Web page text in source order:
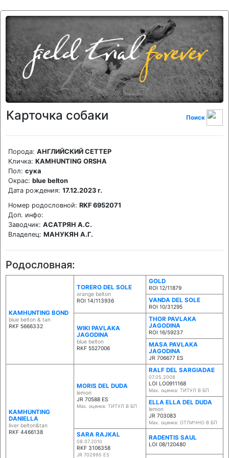
Карточка собаки Поиск
Порода: АНГЛИЙСКИЙ СЕТТЕР
Кличка: KAMHUNTING ORSHA
Пол: сука
Окрас: blue belton
Дата рождения: 17.12.2023 г.
Номер родословной: RKF 6952071
Доп. инфо:
Заводчик: АСАТРЯН А.С.
Владелец: МАНУКЯН А.Г.
Родословная:
KAMHUNTING BOND
blue belton & tan
RKF 5666332
TORERO DEL SOLE
orange belton
ROI 14/113936
GOLD
ROI 12/11879
VANDA DEL SOLE
ROI 10/31295
WIKI PAVLAKA
JAGODINA
blue belton
RKF 5527006
THOR PAVLAKA
JAGODINA
ROI 16/59237
MASA PAVLAKA
JAGODINA
JR 706677 ES
KAMHUNTING
DANIELLA
liver belton&tan
RKF 4466138
MORIS DEL DUDA
lemon
JR 70588 ES
Max. оценка: ТИТУЛ В БП
RALF DEL SARGIADAE
07.05.2008
LOI LO0911168
Max. оценка: ТИТУЛ В БП
ELLA ELLA DEL DUDA
lemon
JR 703083
Max. оценка: ОТЛИЧНО В БП
SARA RAJKAL
08.07.2010
RKF 3106358
JR 702995 ES
RADENTIS SAUL
LOI 08/120480